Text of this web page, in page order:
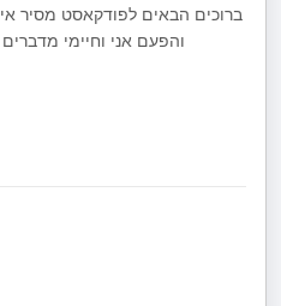
ברוכים הבאים לפודקאסט מסיר
והפעם אני וחיימי